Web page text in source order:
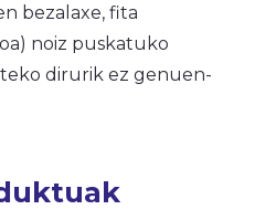
bezalaxe, fita
noiz puskatuko
dirurik ez genuen-